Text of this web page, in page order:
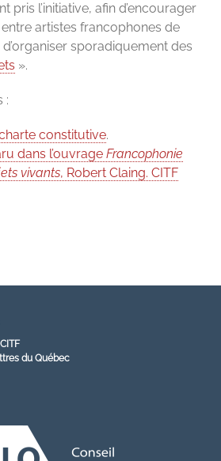
pris l’initiative, afin d’encourager
artistes francophones de
sporadiquement des
».
:
constitutive.
dans l’ouvrage Francophonie
vivants, Robert Claing. CITF
du Québec